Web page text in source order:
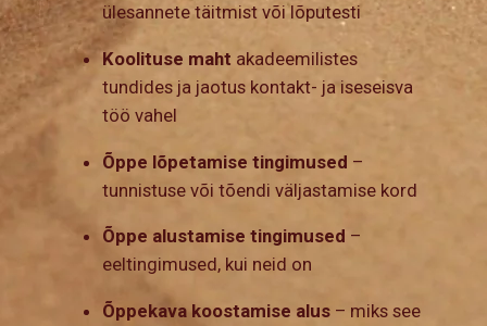
ülesannete täitmist või lõputesti
Koolituse maht akadeemilistes
tundides ja jaotus kontakt- ja iseseisva
töö vahel
Õppe lõpetamise tingimused –
tunnistuse või tõendi väljastamise kord
Õppe alustamise tingimused –
eeltingimused, kui neid on
Õppekava koostamise alus– miks see